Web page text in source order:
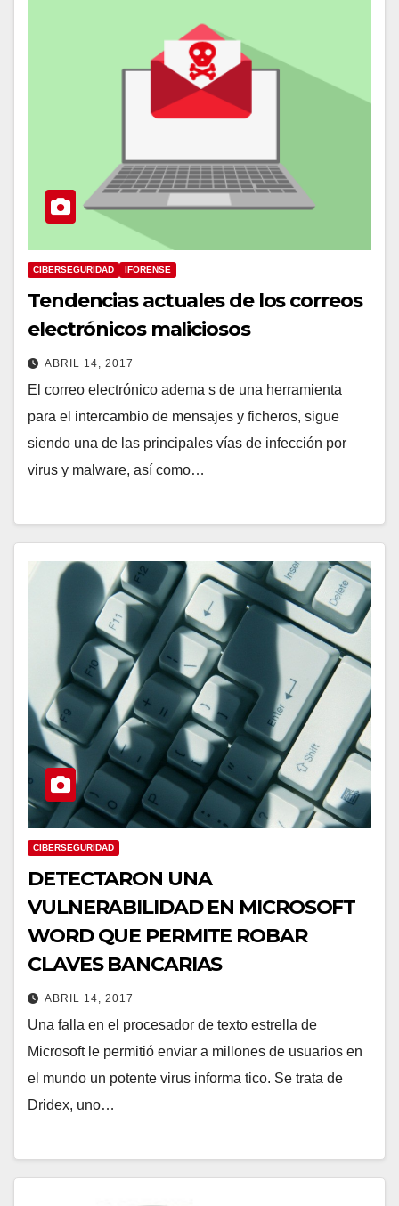
CIBERSEGURIDAD IFORENSE
Tendencias actuales de los correos
electrónicos maliciosos
ABRIL 14, 2017
El correo electrónico adema s de una herramienta
para el intercambio de mensajes y ficheros, sigue
siendo una de las principales vías de infección por
virus y malware, así como…
CIBERSEGURIDAD
DETECTARON UNA
VULNERABILIDAD EN MICROSOFT
WORD QUE PERMITE ROBAR
CLAVES BANCARIAS
ABRIL 14, 2017
Una falla en el procesador de texto estrella de
Microsoft le permitió enviar a millones de usuarios en
el mundo un potente virus informa tico. Se trata de
Dridex, uno…